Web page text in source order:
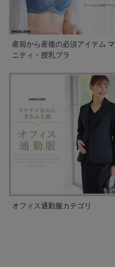
産前から産後の必須アイテム
ニティ・授乳ブラ
オフィス通勤服カテゴリ